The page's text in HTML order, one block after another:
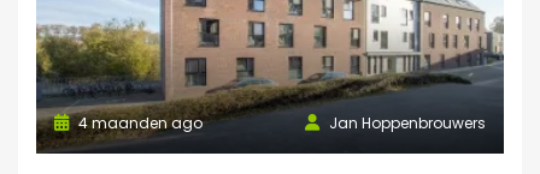
Jan Hoppenbrouwers
4 maanden ago